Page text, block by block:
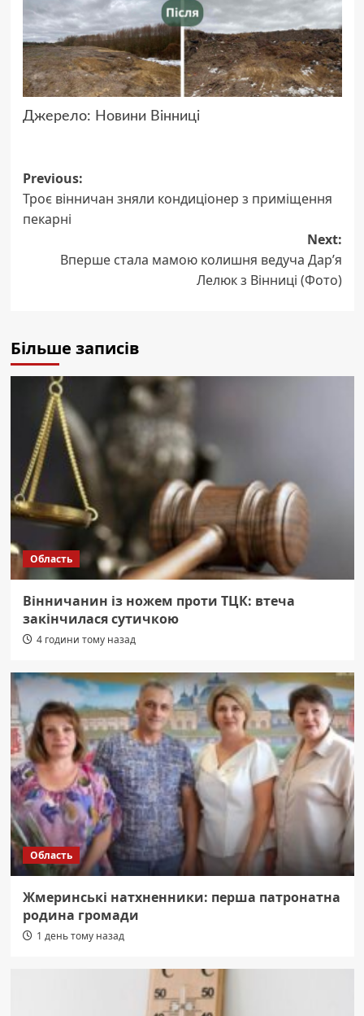
Джерело: Новини Вінниці
Post
navigation
Previous:
Троє вінничан зняли кондиціонер з приміщення
пекарні
Next:
Вперше стала мамою колишня ведуча Дар’я
Лелюк з Вінниці (Фото)
Більше записів
Область
Вінничанин із ножем проти ТЦК: втеча
закінчилася сутичкою
4 години тому назад
Область
Жмеринські натхненники: перша патронатна
родина громади
1 день тому назад